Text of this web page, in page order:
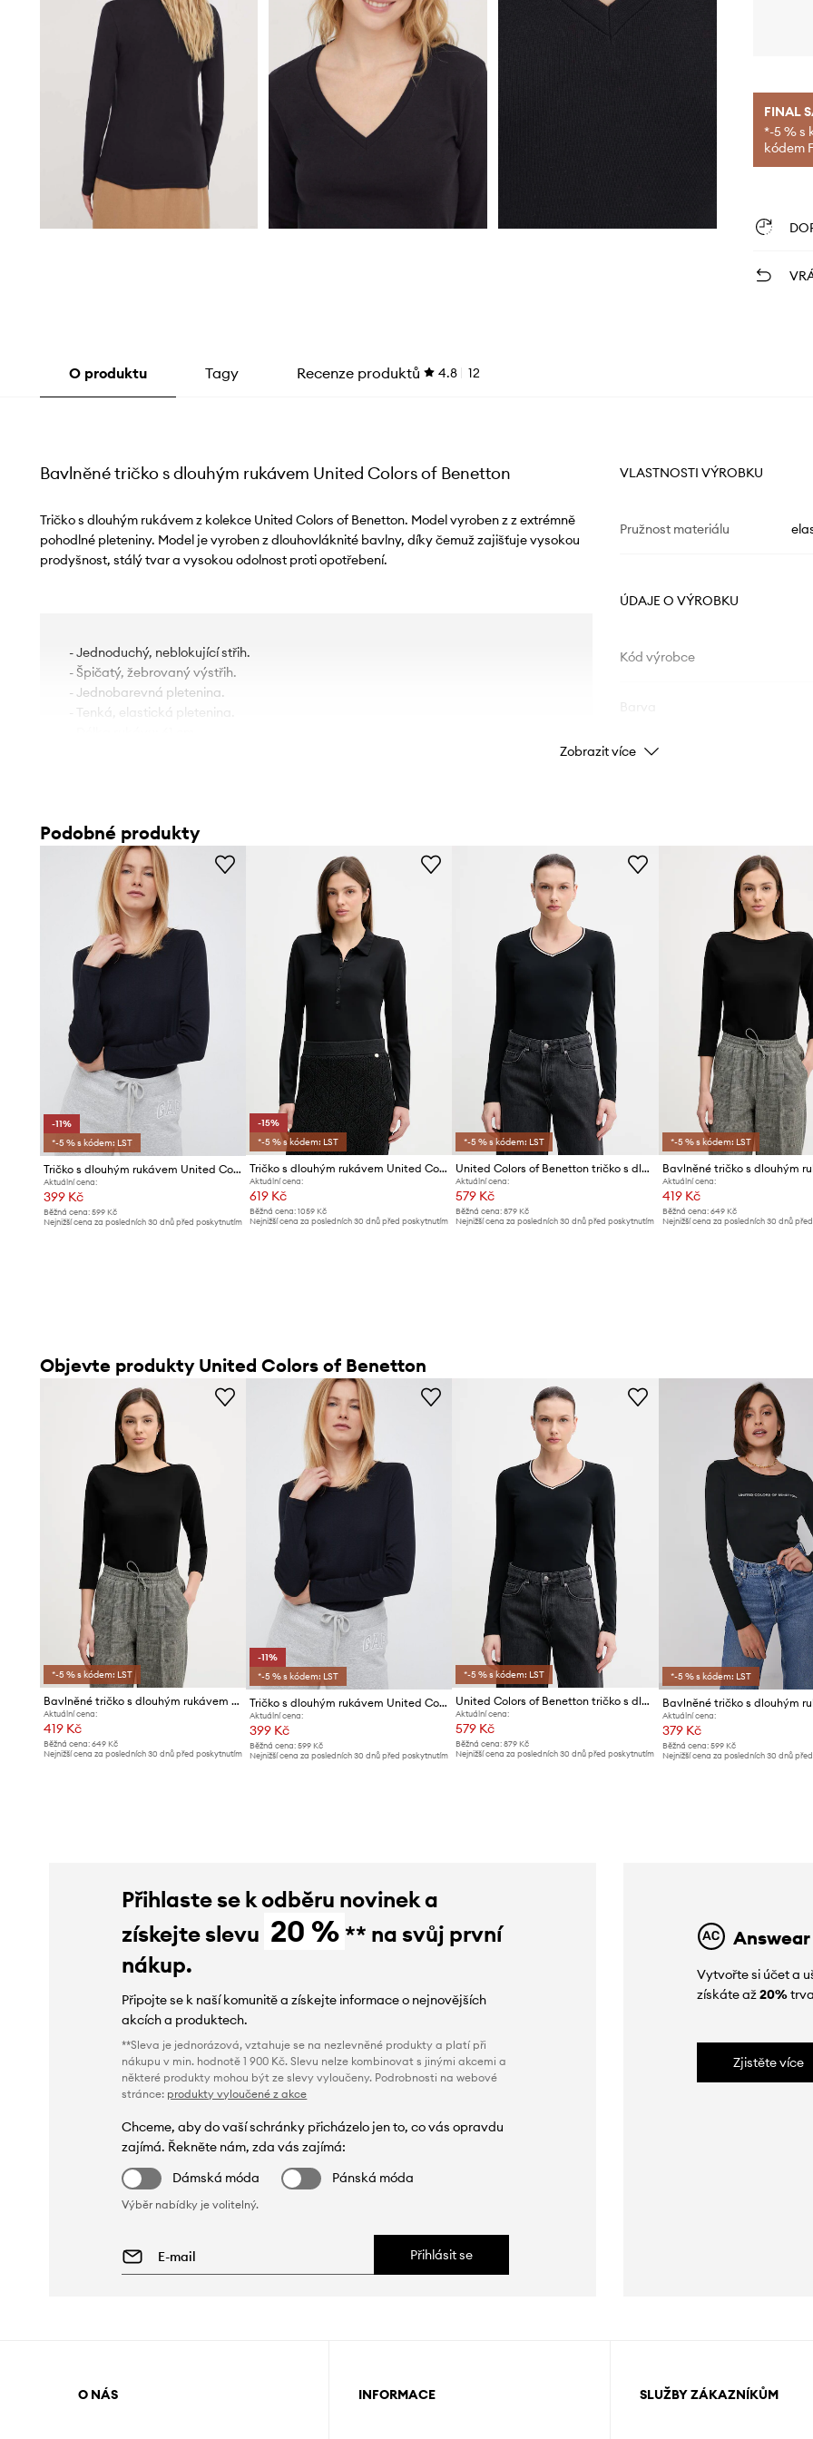
FINAL
*-5 % s
kódem
O produktu Tagy Recenze produktů 4.8 12
Bavlněné tričko s dlouhým rukávem United Colors of Benetton
Tričko s dlouhým rukávem z kolekce United Colors of Benetton. Model vyroben z z extrémně
pohodlné pleteniny. Model je vyroben z dlouhovláknité bavlny, díky čemuž zajišťuje vysokou
prodyšnost, stálý tvar a vysokou odolnost proti opotřebení.
- Jednoduchý, neblokující střih.
- Špičatý, žebrovaný výstřih.
- Jednobarevná pletenina.
- Tenká, elastická pletenina.
VLASTNOSTI VÝROBKU
Pružnost materiálu
ÚDAJE O VÝROBKU
Kód výrobce
Značka
ID produktu
Zobrazit více
Podobné produkty
-11%
*-5 % s kódem: LST
Tričko s dlouhým rukávem United Colors of Benetton
Aktuální cena:
399 Kč
Běžná cena: 599 Kč
Nejnižší cena za posledních 30 dnů před poskytnutím
-15%
*-5 % s kódem: LST
Tričko s dlouhým rukávem United Colors of Benetton
Aktuální cena:
619 Kč
Běžná cena:1059 Kč
Nejnižší cena za posledních 30 dnů před poskytnutím
*-5 % s kódem: LST
United Colors of Benetton tričko s dlouhým rukávem dámské s bavlnou
Aktuální cena:
579 Kč
Běžná cena: 879 Kč
Nejnižší cena za posledních 30 dnů před poskytnutím
*-5 % s kódem: LST
Aktuální cena:
419 Kč
Běžná cena: 649 Kč
Nejnižší cena za posledních 30 dnů
Objevte produkty United Colors of Benetton
*-5 % s kódem: LST
Bavlněné tričko s dlouhým rukávem United Colors of Benetton
Aktuální cena:
419 Kč
Běžná cena: 649 Kč
Nejnižší cena za posledních 30 dnů před poskytnutím
-11%
*-5 % s kódem: LST
Tričko s dlouhým rukávem United Colors of Benetton
Aktuální cena:
399 Kč
Běžná cena:599 Kč
Nejnižší cena za posledních 30 dnů před poskytnutím
*-5 % s kódem: LST
United Colors of Benetton tričko s dlouhým rukávem dámské s bavlnou
Aktuální cena:
579 Kč
Běžná cena: 879 Kč
Nejnižší cena za posledních 30 dnů před poskytnutím
*-5 % s kódem: LST
Aktuální cena:
379 Kč
Běžná cena: 599 Kč
Nejnižší cena za posledních 30 dnů
Přihlaste se k odběru novinek a
získejte slevu 20 % ** na svůj první
nákup.
Připojte se k naší komunitě a získejte informace o nejnovějších
akcích a produktech.
**Sleva je jednorázová, vztahuje se na nezlevněné produkty a platí při
nákupu v min. hodnotě 1 900 Kč. Slevu nelze kombinovat s jinými akcemi a
některé produkty mohou být ze slevy vyloučeny. Podrobnosti na webové
stránce: produkty vyloučené z akce
Chceme, aby do vaší schránky přicházelo jen to, co vás opravdu
zajímá. Řekněte nám, zda vás zajímá:
Dámská móda
Pánská móda
Výběr nabídky je volitelný.
Přihlásit se
Vytvořte si účet a
získáte až20%
Zjistěte více
O NÁS INFORMACE SLUŽBY ZÁKAZNÍKŮM